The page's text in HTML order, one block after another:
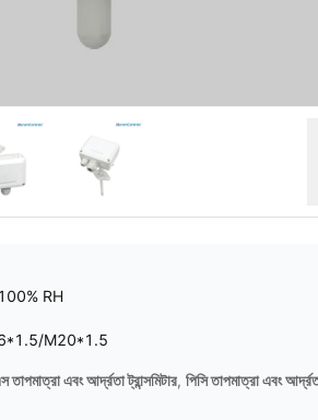
RH
M20*1.5
তাপমাত্রা এবং আর্দ্রতা ট্রান্সমিটার, পিসি তাপমাত্রা এবং